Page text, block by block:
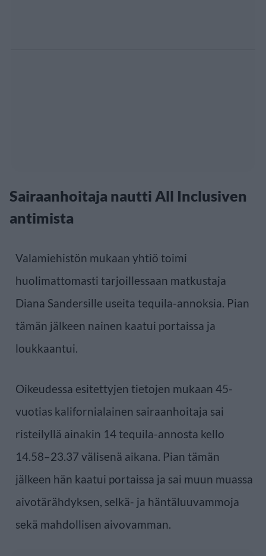
Sairaanhoitaja nautti All Inclusiven
antimista
Valamiehistön mukaan yhtiö toimi
huolimattomasti tarjoillessaan matkustaja
Diana Sandersille useita tequila-annoksia. Pian
tämän jälkeen nainen kaatui portaissa ja
loukkaantui.
Oikeudessa esitettyjen tietojen mukaan 45-
vuotias kalifornialainen sairaanhoitaja sai
risteilyllä ainakin 14 tequila-annosta kello
14.58–23.37 välisenä aikana. Pian tämän
jälkeen hän kaatui portaissa ja sai muun muassa
aivotärähdyksen, selkä- ja häntäluuvammoja
sekä mahdollisen aivovamman.